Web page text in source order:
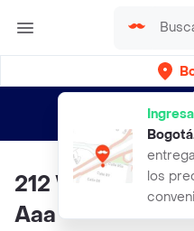
Bogotá
los
envíos gratis
212 Vip Rose
Aaa